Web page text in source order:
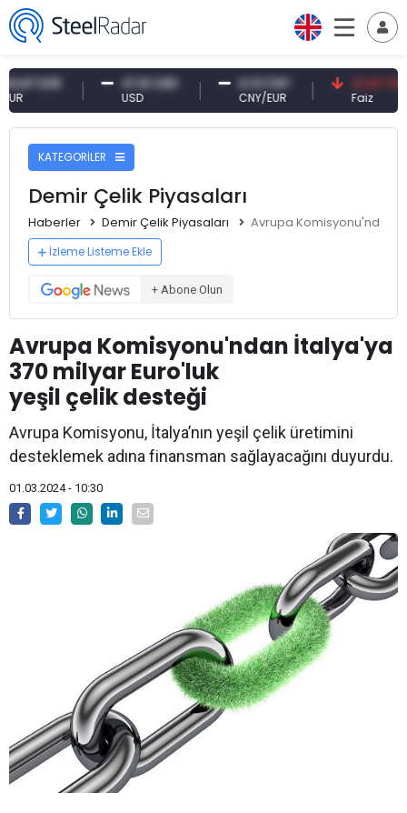
47,61 USD 0,13 CNY
CNY/EUR
41,30 TRY
KATEGORİLER
Demir Çelik Piyasaları
Haberler Demir Çelik Piyasaları Avrupa Komisyonu'ndan
İzleme Listeme Ekle
+ Abone Olun
Avrupa Komisyonu'ndan İtalya'ya
370 milyar Euro'luk
yeşil çelik desteği
Avrupa Komisyonu, İtalya’nın yeşil çelik üretimini
desteklemek adına finansman sağlayacağını duyurdu.
01.03.2024 - 10:30